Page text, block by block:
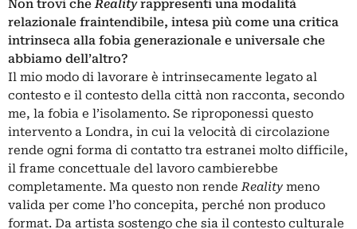
Non trovi cheRealityrappresenti una modalità
relazionale fraintendibile, intesa più come una critica
intrinseca alla fobia generazionale e universale che
abbiamo dell’altro?
Il mio modo di lavorare è intrinsecamente legato al
contesto e il contesto della città non racconta, secondo
me, la fobia e l’isolamento. Se riproponessi questo
intervento a Londra, in cui la velocità di circolazione
rende ogni forma di contatto tra estranei molto difficile,
il frame concettuale del lavoro cambierebbe
completamente. Ma questo non rendeReality meno
valida per come l’ho concepita, perché non produco
format. Da artista sostengo che sia il contesto culturale